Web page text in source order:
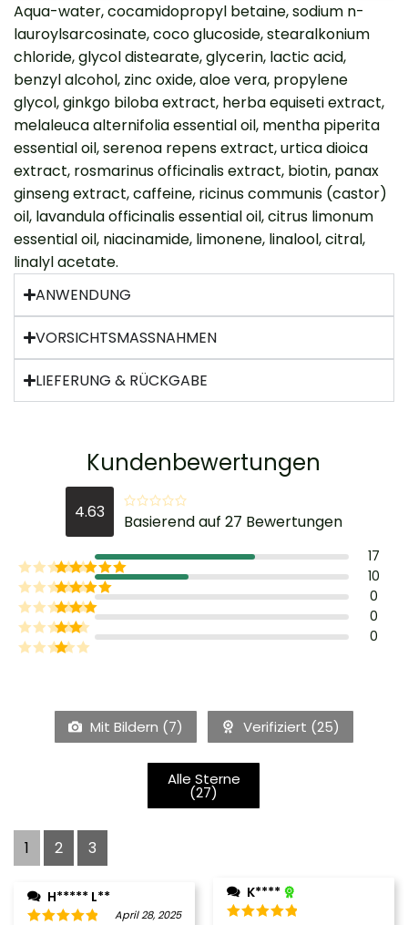
Aqua-water, cocamidopropyl betaine, sodium n-
lauroylsarcosinate, coco glucoside, stearalkonium
chloride, glycol distearate, glycerin, lactic acid,
benzyl alcohol, zinc oxide, aloe vera, propylene
glycol, ginkgo biloba extract, herba equiseti extract,
melaleuca alternifolia essential oil, mentha piperita
essential oil, serenoa repens extract, urtica dioica
extract, rosmarinus officinalis extract, biotin, panax
ginseng extract, caffeine, ricinus communis (castor)
oil, lavandula officinalis essential oil, citrus limonum
essential oil, niacinamide, limonene, linalool, citral,
linalyl acetate.
ANWENDUNG
VORSICHTSMASSNAHMEN
LIEFERUNG & RÜCKGABE
Kundenbewertungen
4.63 Basierend auf 27 Bewertungen
17
10
0
0
0
Mit Bildern (7) Verifiziert (25)
Alle Sterne
(27)
1 2 3
H***** L**
April 28, 2025
K****